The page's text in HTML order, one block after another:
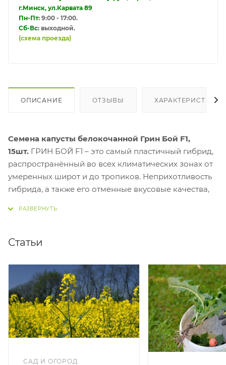
г.Минск, ул.Карвата 89
Пн-Пт: 9:00 - 17:00.
Сб-Вс: выходной.
(схема проезда)
ОПИСАНИЕ ОТЗЫВЫ ХАРАКТЕРИСТИКИ
Семена капусты белокочанной Грин Бой F1,
15шт. ГРИН БОЙ F1 – это самый пластичный гибрид,
распространённый во всех климатических зонах от
умеренных широт и до тропиков. Неприхотливость
гибрида, а также его отменные вкусовые качества,
НЕПРИХОТЛИВОСТЬ
ПЛАСТИЧНОСТЬ
УСТОЙЧИВОСТЬ К ФУЗАРИОЗУ
ЖАРОСТОЙКОСТЬ
Статьи
САД И ОГОРОД